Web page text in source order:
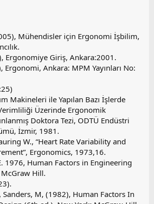
Mühendisler için Ergonomi İşbilim,
Ergonomiye Giriş, Ankara:2001.
Ergonomi, Ankara: MPM Yayınları No:
Makineleri ile Yapılan Bazı İşlerde
Üzerinde Ergonomik
Doktora Tezi, ODTÜ Endüstri
İzmir, 1981.
W., “Heart Rate Variability and
Ergonomics, 1973,16.
1976, Human Factors in Engineering
Hill.
Sanders, M, (1982), Human Factors In